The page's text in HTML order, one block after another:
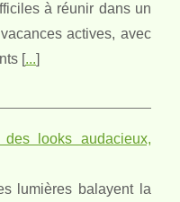
à réunir dans un
actives, avec
[...]
looks audacieux,
lumières balayent la